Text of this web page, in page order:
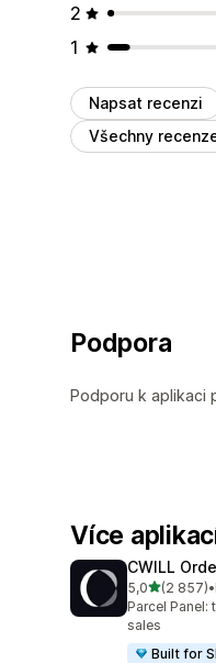
2
1
Napsat recenzi
Všechny
Podpora
Podporu k aplikaci
Více
CWILL
5,0z 5 hvězd
(2 857)
Celkový •
Parcel Panel:
sales
Built for